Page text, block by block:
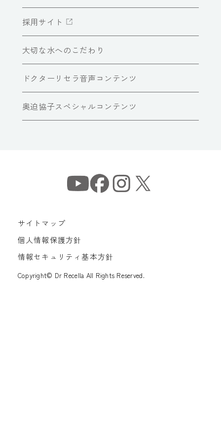
採用サイト
大切な水へのこだわり
ドクターリセラ音声コンテンツ
奥迫協子スペシャルコンテンツ
サイトマップ
個人情報保護方針
情報セキュリティ基本方針
Copyright© Dr Recella All Rights Reserved.